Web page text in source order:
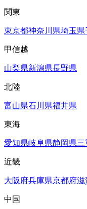
関東
東京都神奈川県埼玉県
甲信越
山梨県新潟県長野県
北陸
富山県石川県福井県
東海
愛知県岐阜県静岡県三
近畿
大阪府兵庫県京都府滋
中国